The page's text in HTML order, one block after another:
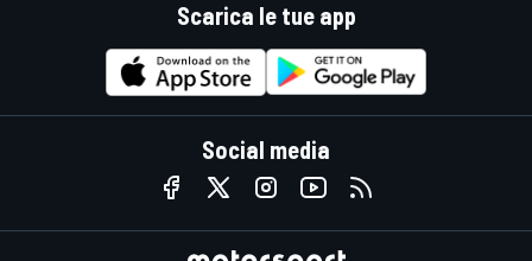
Scarica le tue app
Social media